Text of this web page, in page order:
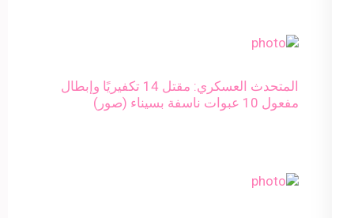
المتحدث العسكري: مقتل 14 تكفيريًا وإبطال
مفعول 10 عبوات ناسفة بسيناء (صور)